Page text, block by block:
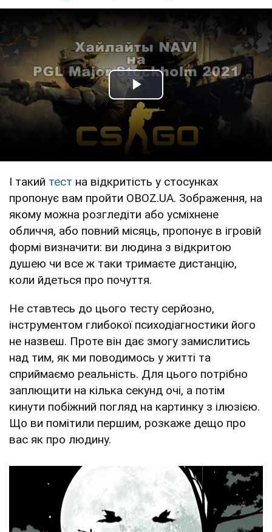
Play Video
І такий тест на відкритість у стосунках
пропонує вам пройти OBOZ.UA. Зображення, на
якому можна розгледіти або усміхнене
обличчя, або повний місяць, пропонує в ігровій
формі визначити: ви людина з відкритою
душею чи все ж таки тримаєте дистанцію,
коли йдеться про почуття.
Не ставтесь до цього тесту серйозно,
інструментом глибокої психодіагностики його
не назвеш. Проте він дає змогу замислитись
над тим, як ми поводимось у житті та
сприймаємо реальність. Для цього потрібно
заплющити на кілька секунд очі, а потім
кинути побіжний погляд на картинку з ілюзією.
Що ви помітили першим, розкаже дещо про
вас як про людину.